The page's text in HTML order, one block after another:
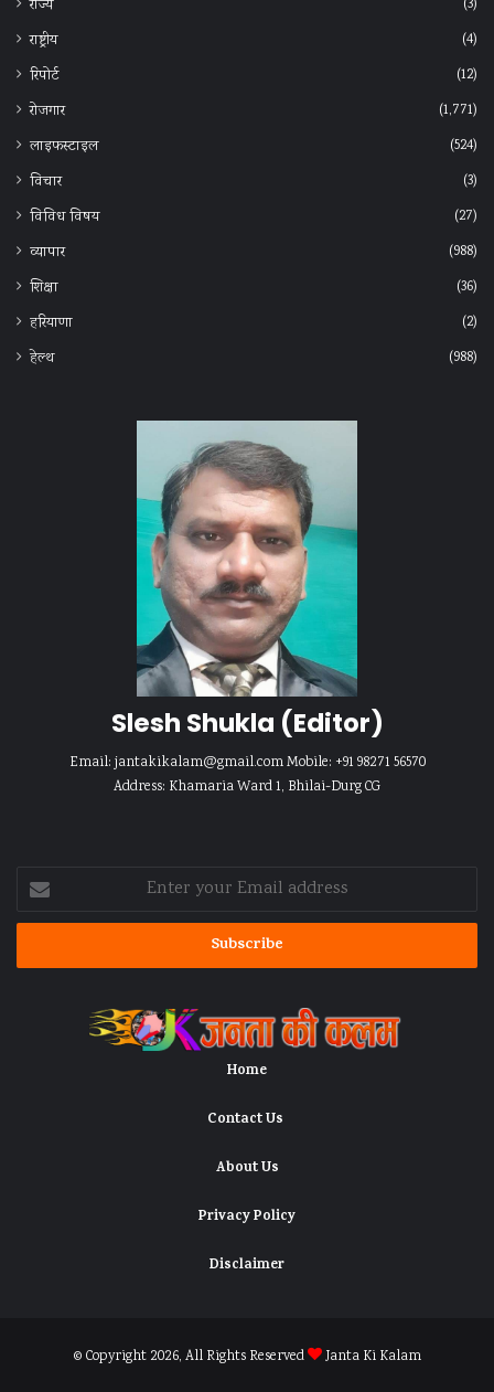
राज्य
राष्ट्रीय
(4)
रिपोर्ट
(12)
रोजगार
(1,771)
लाइफस्टाइल
(524)
विचार
(3)
विविध विषय
(27)
व्यापार
(988)
शिक्षा
(36)
हरियाणा
(2)
हेल्‍थ
(988)
Slesh Shukla (Editor)
Email:jantakikalam@gmail.comMobile: +91 98271 56570
Address: Khamaria Ward 1, Bhilai-Durg CG
your
Email
Home
Contact Us
About Us
Privacy Policy
Disclaimer
© Copyright 2026, All Rights Reserved Janta Ki Kalam